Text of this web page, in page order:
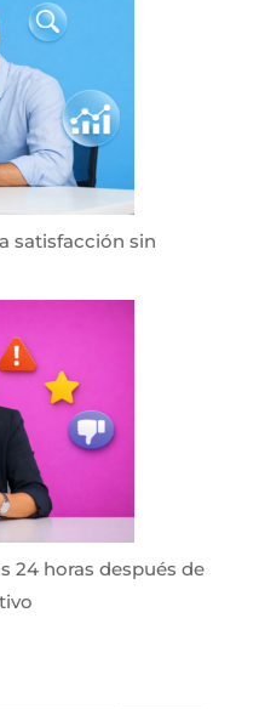
satisfacción sin
24 horas después de